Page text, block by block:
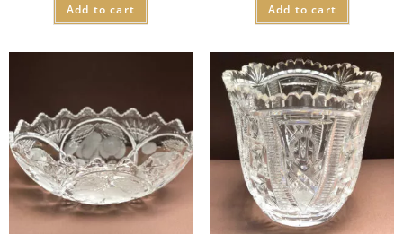
Add to cart
Add to cart